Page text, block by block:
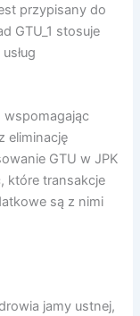
przypisany do
GTU_1 stosuje
wspomagając
eliminację
GTU w JPK
które transakcje
są z nimi
jamy ustnej,